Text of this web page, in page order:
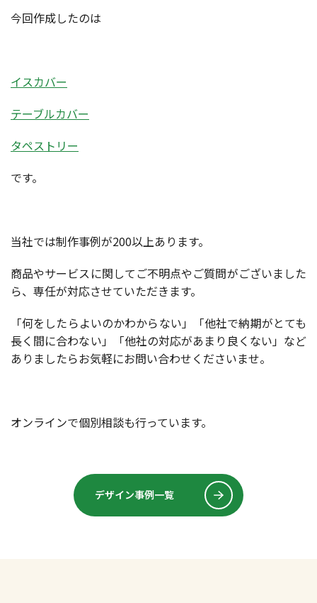
今回作成したのは
イスカバー
テーブルカバー
タペストリー
です。
当社では制作事例が200以上あります。
商品やサービスに関してご不明点やご質問がございました
ら、専任が対応させていただきます。
「何をしたらよいのかわからない」「他社で納期がとても
長く間に合わない」「他社の対応があまり良くない」など
ありましたらお気軽にお問い合わせくださいませ。
オンラインで個別相談も行っています。
デザイン事例一覧